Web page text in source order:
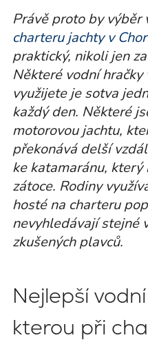
Právě proto by výběr
charteru jachty v
praktický, nikoli jen
Některé vodní
využijete je sotva
každý den. Některé
motorovou jachtu,
překonává delší
ke katamaránu,
zátoce. Rodiny
hosté na charteru
nevyhledávají stejné
zkušených plavců.
Nejlepší
kterou při